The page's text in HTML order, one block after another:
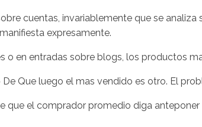
cuentas, invariablemente que se
expresamente.
en entradas sobre blogs, los productos
Que luego el mas vendido es otro. El
el comprador promedio diga